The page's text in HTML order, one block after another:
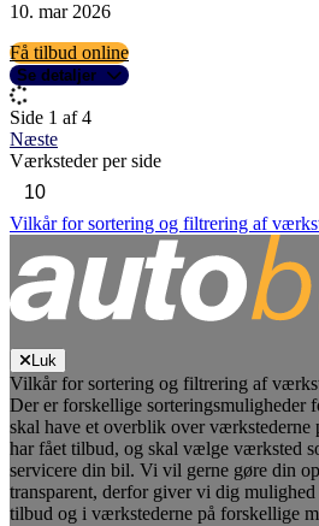
10. mar 2026
Få tilbud online
Se detaljer
Side 1 af 4
Næste
Værksteder per side
Vilkår for sortering og filtrering af
Luk
Vilkår for sortering og filtrering af
Der er forskellige sorteringsmuligheder
skal have et overblik over værkstederne
har fået tilbud, og skal vælge værksted
servicere din bil. Vi vil gerne gøre din
transparent, derfor giver vi dig
tilbud og i værkstederne på forskellige